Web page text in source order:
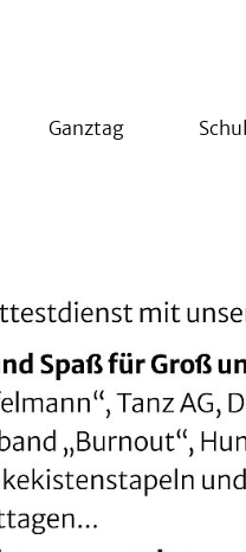
Ganztag